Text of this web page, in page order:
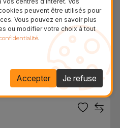
pour Enfants
€
peuvent être utilisés pour
Vous pouvez en savoir plus
ou modifier votre choix à tout
.
Je refuse
Accepter